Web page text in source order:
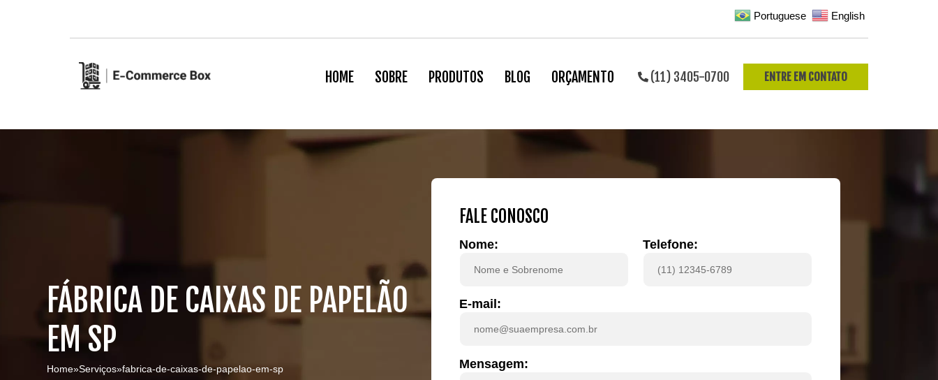
Portuguese English
HOME SOBRE PRODUTOS BLOG ORÇAMENTO (11) 3405-0700 ENTRE EM CONTATO
FÁBRICA DE CAIXAS DE PAPELÃO
EM SP
Home»Serviços»fabrica-de-caixas-de-papelao-em-sp
FALE CONOSCO
Nome: Telefone:
E-mail:
Mensagem: